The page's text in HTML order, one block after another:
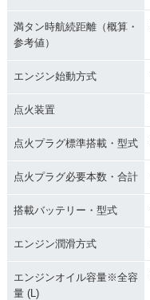
満タン時航続距離（概算・
参考値）
エンジン始動方式
点火装置
点火プラグ標準搭載・型式
点火プラグ必要本数・合計
搭載バッテリー・型式
エンジン潤滑方式
エンジンオイル容量※全容
量 (L)